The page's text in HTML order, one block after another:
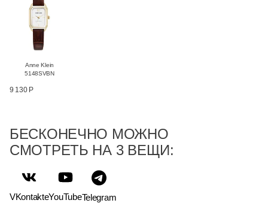
Anne Klein
5148SVBN
9 130 Р
БЕСКОНЕЧНО МОЖНО
СМОТРЕТЬ НА 3 ВЕЩИ:
VKontakteYouTubeTelegram